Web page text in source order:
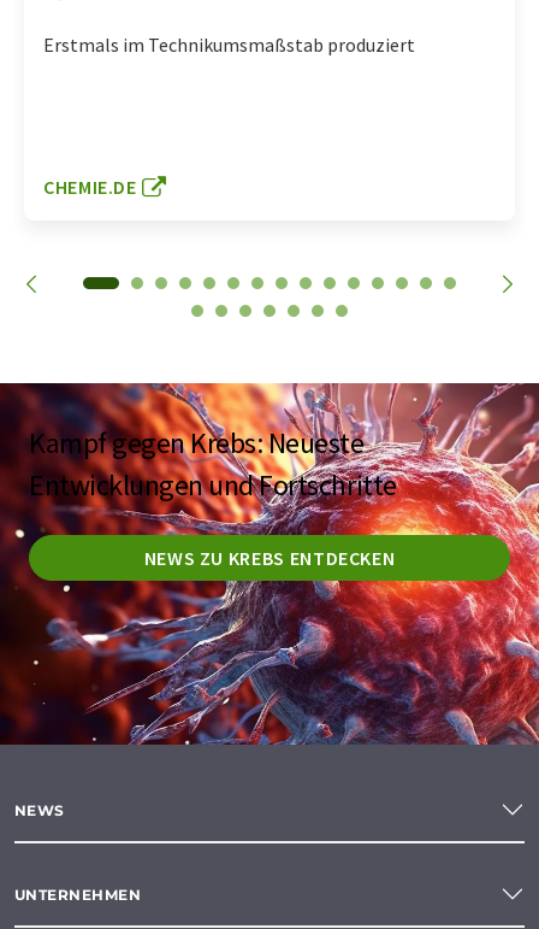
Erstmals im Technikumsmaßstab produziert
CHEMIE.DE
Kampf gegen Krebs: Neueste
Entwicklungen und Fortschritte
NEWS ZU KREBS ENTDECKEN
NEWS
UNTERNEHMEN